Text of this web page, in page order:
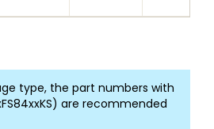
type, the part numbers with
are recommended